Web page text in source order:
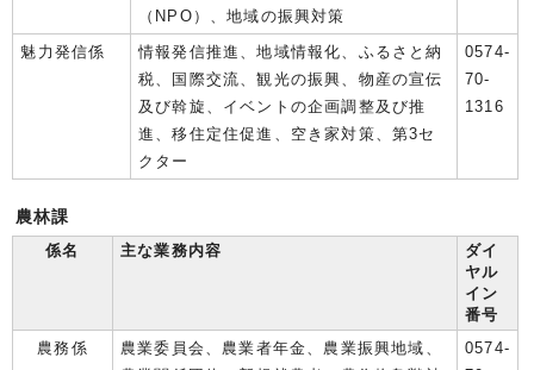
（NPO）、地域の振興対策
魅力発信係
情報発信推進、地域情報化、ふるさと納
税、国際交流、観光の振興、物産の宣伝
及び斡旋、イベントの企画調整及び推
進、移住定住促進、空き家対策、第3セ
クター
0574-
70-
1316
農林課
係名
主な業務内容
ダイ
ヤル
イン
番号
農務係
農業委員会、農業者年金、農業振興地域、
0574-